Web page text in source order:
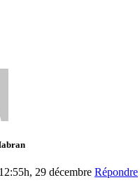
29 décembre Répondre